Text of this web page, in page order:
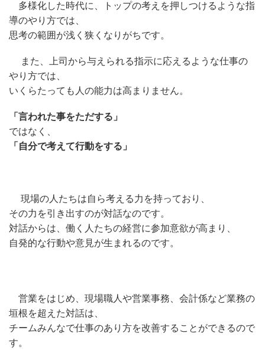
多様化した時代に、トップの考えを押しつけるような指
導のやり方では、
思考の範囲が浅く狭くなりがちです。
また、上司から与えられる指示に応えるような仕事の
やり方では、
いくらたっても人の能力は高まりません。
「言われた事をただする」
ではなく、
「自分で考えて行動をする」
現場の人たちは自ら考える力を持っており、
その力を引き出すのが対話なのです。
対話からは、働く人たちの経営に参加意欲が高まり、
自発的な行動や意見が生まれるのです。
営業をはじめ、現場職人や営業事務、会計係など業務の
垣根を超えた対話は、
チームみんなで仕事のあり方を改善することができるので
す。